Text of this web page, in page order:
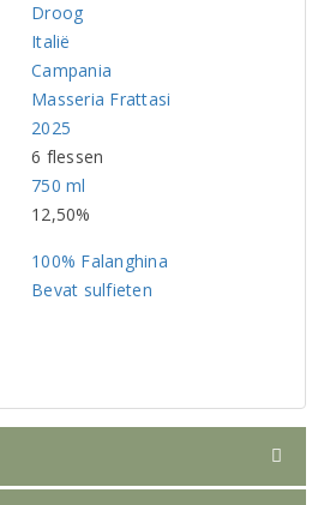
Droog
Italië
Campania
Masseria Frattasi
2025
6 flessen
750 ml
12,50%
100% Falanghina
Bevat sulfieten